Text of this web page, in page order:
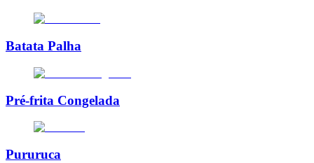
Batata Palha
Pré-frita Congelada
Pururuca